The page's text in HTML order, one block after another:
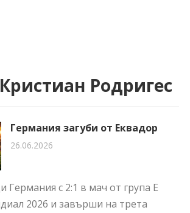
Кристиан Родригес
Германия загуби от Еквадор
26.06.2026
Германия с 2:1 в мач от група Е
2026 и завърши на трета